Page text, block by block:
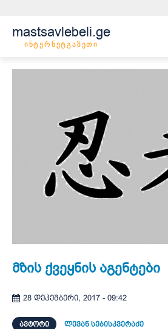
mastsavlebeli.ge
ინტერნეტგაზეთი
მზის ქვეყნის აგენტები
28 დეკემბერი, 2017 - 09:42
ᲐᲕᲢᲝᲠᲘ ლევან სებისკვერაძე